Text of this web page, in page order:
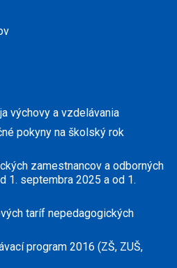
výchovy a vzdelávania
pokyny na školský rok
zamestnancov a odborných
1. septembra 2025 a od 1.
taríf nepedagogických
program 2016 (ZŠ, ZUŠ,